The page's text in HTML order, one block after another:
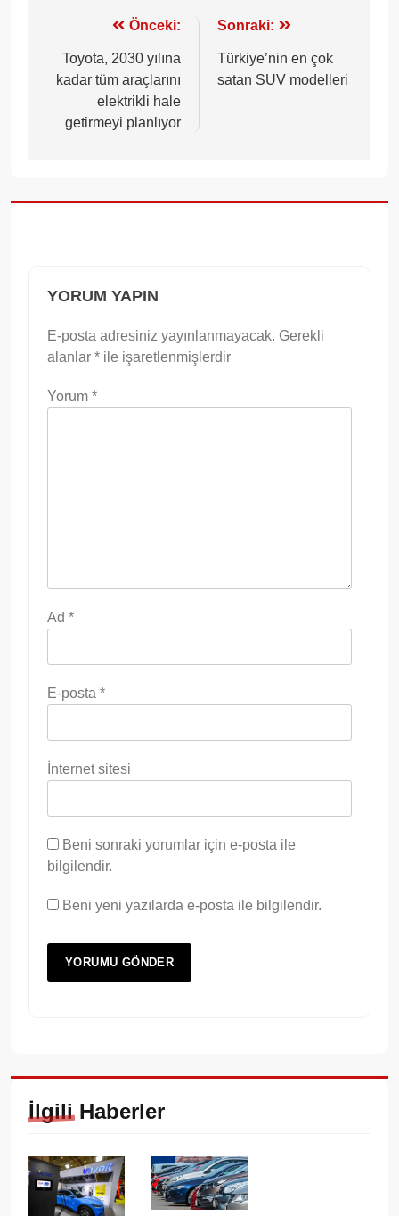
gezinmesi
Önceki:
Toyota, 2030 yılına
kadar tüm araçlarını
elektrikli hale
getirmeyi planlıyor
Sonraki:
Türkiye’nin en çok
satan SUV modelleri
YORUM YAPIN
E-posta adresiniz yayınlanmayacak. Gerekli
alanlar * ile işaretlenmişlerdir
Yorum *
Ad *
E-posta *
İnternet sitesi
Beni sonraki yorumlar için e-posta ile
bilgilendir.
Beni yeni yazılarda e-posta ile bilgilendir.
İlgili Haberler